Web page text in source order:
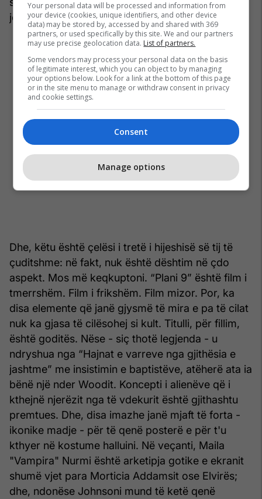
jetë dështim, por është dështim heroik.
Dhe, këtu është çelësi i tretë i hijeshisë së tij të
çuditshme: në fakt, nuk është dështim në çdo
aspekt. Mos më keqkuptoni. “Plani 9” është film i
tmerrshëm. Film i frikshëm. Film mizor. Por, ka
disa elemente që janë gjysmë të mira e pa të cilat
nuk ka gjasa të cilësohej si kult. Titulli, për fillim,
është goditës. Nëse - siç thotë legjenda - u
ndryshua nga “Hajnat e varreve nga gjithësia e
jashtme” me insistimin e baptistëve, atëherë ata ia
bënë një nder Woodit. Koncepti i alienëve që i
kthejnë njerëzit nga të vdekurit është gjithashtu
premtues. Dhe, disa imazhe janë mjaft të forta -
ikonike madje - për të qenë posterë e për t'u
kthyer në kostume halluini. Në veçanti, Maila
"Vampira" Nurmi është arketipja gotike e ekranit
shumë vjet para Morticia Addamsit ose Elvirës;
dhe, ndonëse Johnsoni mund të ketë qenë
Your personal data will be processed and information from
your device (cookies, unique identifiers, and other device
data) may be stored by, accessed by and shared with 369
partners, or used specifically by this site. We and our partners
may use precise geolocation data. List of partners.
Some vendors may process your personal data on the basis
of legitimate interest, which you can object to by managing
your options below. Look for a link at the bottom of this page
or in the site menu to manage or withdraw consent in privacy
and cookie settings.
Consent
Manage options